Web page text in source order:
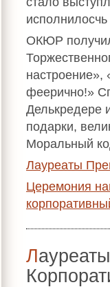
ОКЮР
настроение»,
феерично!»
Делькредере
подарки,
Моральный
Лауреаты
Церемония
Лауреаты премии «УСПЕХ. Лучший